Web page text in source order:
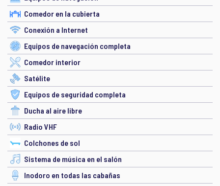
Comedor en la cubierta
Conexión a Internet
Equipos de navegación completa
Comedor interior
Satélite
Equipos de seguridad completa
Ducha al aire libre
Radio VHF
Colchones de sol
Sistema de música en el salón
Inodoro en todas las cabañas